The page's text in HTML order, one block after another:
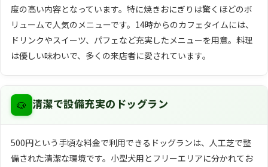
度の高い内容となっています。特に焼きおにぎりは驚くほどのボ
リュームで人気のメニューです。14時からのカフェタイムには、
ドリンクやスイーツ、パフェなど充実したメニューを用意。料理
は優しい味わいで、多くの来店者に愛されています。
🐶 清潔で設備充実のドッグラン
500円という手頃な料金で利用できるドッグランは、人工芝で整
備された清潔な環境です。小型犬用とフリーエリアに分かれてお